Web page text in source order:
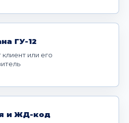
ГУ-12
или его
и ЖД-код